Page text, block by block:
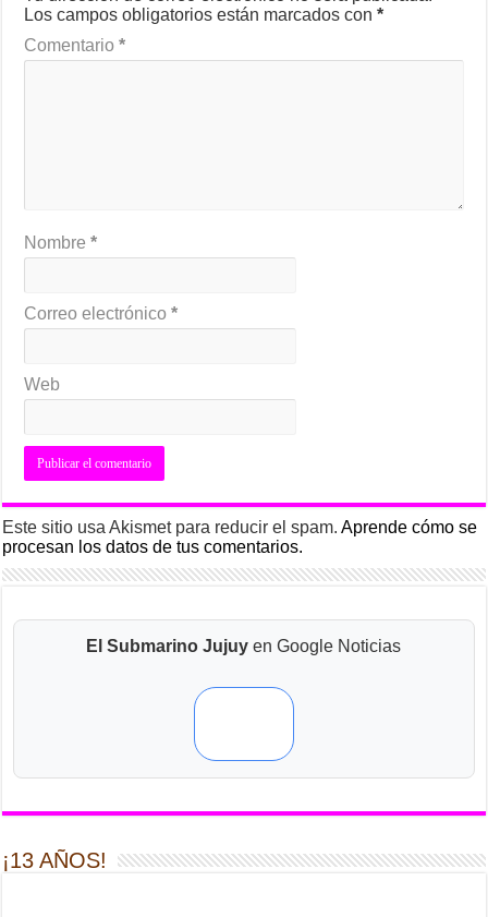
Los campos obligatorios están marcados con*
Comentario*
Nombre*
Correo electrónico*
Web
Este sitio usa Akismet para reducir el spam.Aprende cómo se
procesan los datos de tus comentarios.
El Submarino Jujuy en Google Noticias
¡13 AÑOS!